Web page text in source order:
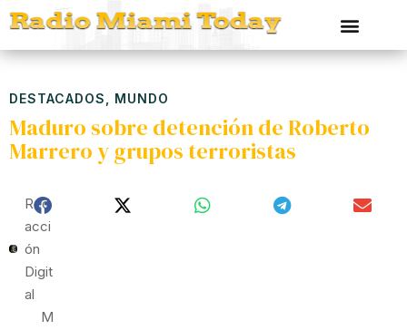
DESTACADOS MUNDO
Maduro sobre detención de Roberto
Marrero y grupos terroristas
Red
Acci
Ón
Digit
Al
M